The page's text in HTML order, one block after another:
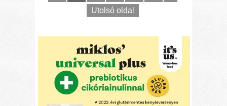
Utolsó oldal